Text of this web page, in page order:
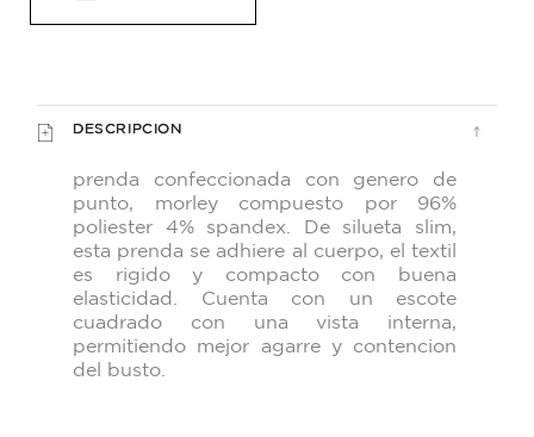
DESCRIPCION
prenda confeccionada con genero de
punto, morley compuesto por 96%
poliester 4% spandex. De silueta slim,
esta prenda se adhiere al cuerpo, el textil
es rigido y compacto con buena
elasticidad. Cuenta con un escote
cuadrado con una vista interna,
permitiendo mejor agarre ycontencion
del busto.